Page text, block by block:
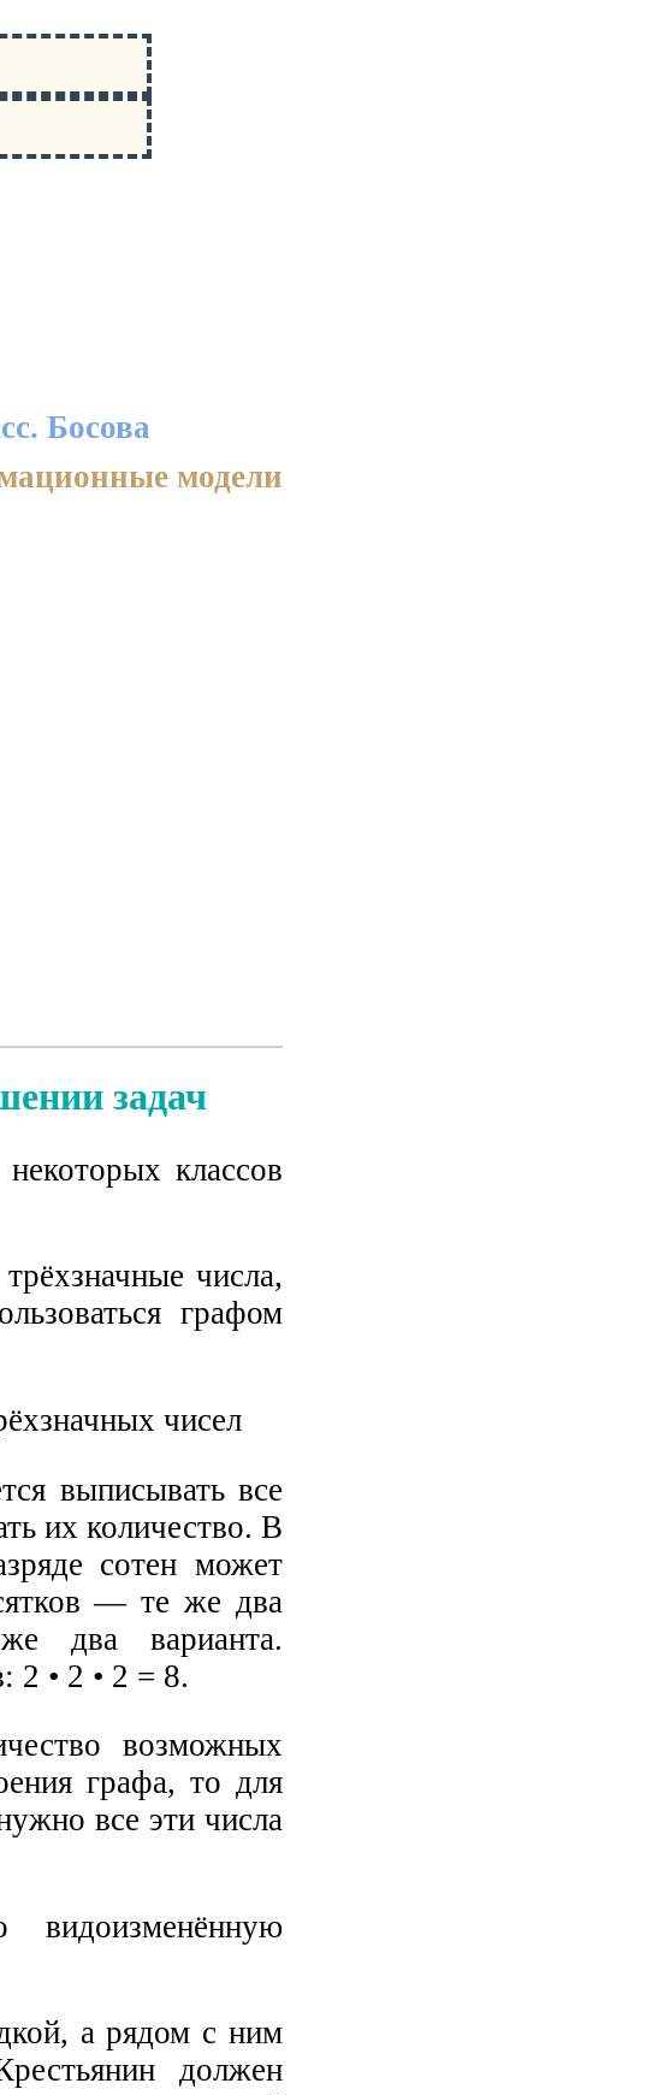
Босова
модели
задач
классов
числа,
графом
выписывать все
их количество. В
сотен может
— те же два
два варианта.
2 • 2 • 2 = 8.
возможных
графа, то для
все эти числа
видоизменённую
а рядом с ним
должен